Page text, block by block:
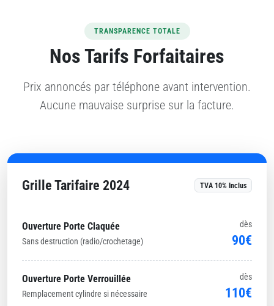
TRANSPARENCE TOTALE
Nos Tarifs Forfaitaires
Prix annoncés par téléphone avant intervention.
Aucune mauvaise surprise sur la facture.
Grille Tarifaire 2024 TVA 10% Inclus
Ouverture Porte Claquée
Sans destruction (radio/crochetage)
dès
90€
Ouverture Porte Verrouillée
Remplacement cylindre si nécessaire
dès
110€